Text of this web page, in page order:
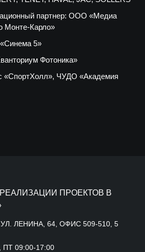
партнер: ООО «Медиа
Монте-Карло»
5»
Фотоника»
«СпортХолл», ЧУДО «Академия
ПРОЕКТОВ В
ЛЕНИНА, 64, ОФИС 509-510, 5
ПТ 09:00-17:00